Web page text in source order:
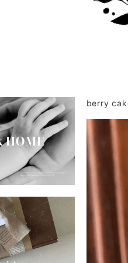
berry